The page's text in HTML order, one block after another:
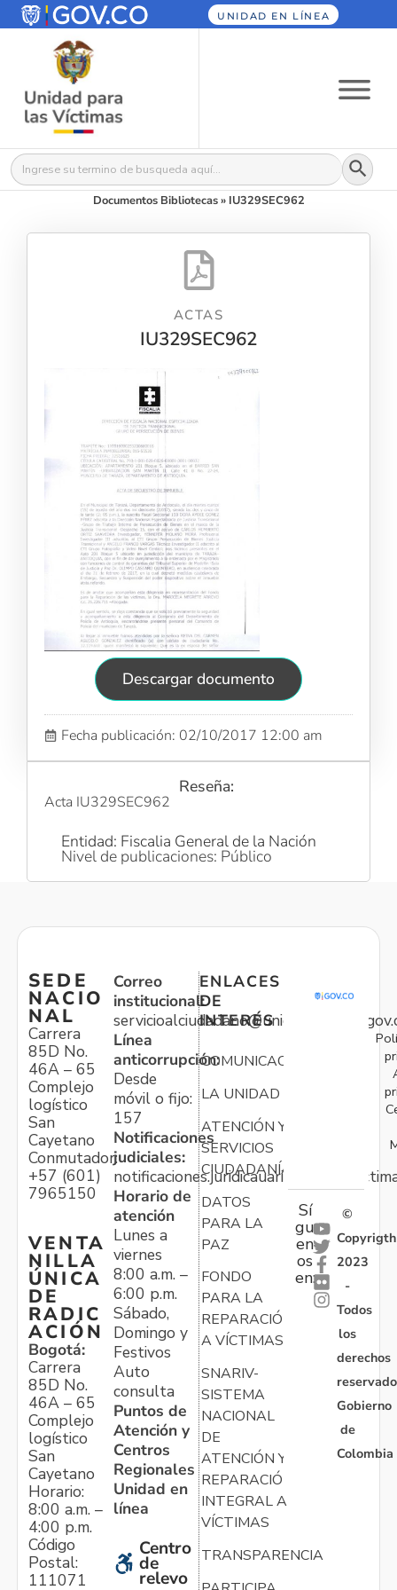
UNIDAD EN LÍNEA
Buscar: Botón
Documentos Bibliotecas» IU329SEC962
ACTAS
IU329SEC962
Descargar documento
Fecha publicación: 02/10/2017 12:00 am
Reseña:
Acta IU329SEC962
Entidad: Fiscalia General de la Nación
Nivel de publicaciones: Público
SEDE
NACIO
NAL
Carrera
85D No.
46A – 65
Complejo
logístico
San
Cayetano
Conmutador:
+57 (601)
7965150
VENTA
NILLA
ÚNICA
DE
RADIC
ACIÓN
Bogotá:
Carrera
85D No.
46A – 65
Complejo
logístico
San
Cayetano
Horario:
8:00 a.m. –
4:00 p.m.
Código
Postal:
111071
Correo
institucional:
Línea
anticorrupción:
Desde
móvil o fijo:
157
Notificaciones
judiciales:
Horario de
atención
Lunes a
viernes
8:00 a.m. –
6:00 p.m.
Sábado,
Domingo y
Festivos
Auto
consulta
Puntos de
Atención y
Centros
Regionales
Unidad en
línea
Centro
de
relevo
ENLACES
DE
INTERÉS
COMUNICACIONES
LA UNIDAD
ATENCIÓN Y
SERVICIOS
CIUDADANÍA
DATOS
PARA LA
PAZ
FONDO
PARA LA
REPARACIÓN
A VÍCTIMAS
SNARIV-
SISTEMA
NACIONAL
DE
ATENCIÓN Y
REPARACIÓN
INTEGRAL A
VÍCTIMAS
TRANSPARENCIA
Sí
gu
en
os
en:
©
Copyrigth
2023
-
Todos
los
derechos
Gobierno
de
Colombia